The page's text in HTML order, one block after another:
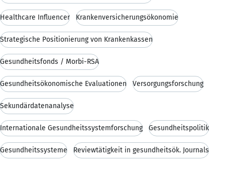
Healthcare Influencer Krankenversicherungsökonomie
Strategische Positionierung von Krankenkassen
Gesundheitsfonds / Morbi-RSA
Gesundheitsökonomische Evaluationen Versorgungsforschung
Sekundärdatenanalyse
Internationale Gesundheitssystemforschung Gesundheitspolitik
Gesundheitssysteme Reviewtätigkeit in gesundheitsök. Journals